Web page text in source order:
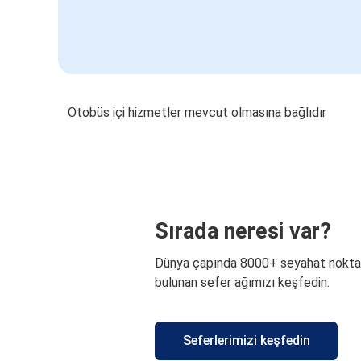
Otobüs içi hizmetler mevcut olmasına bağlıdır
Sırada neresi var?
Dünya çapında 8000+ seyahat
bulunan sefer ağımızı keşfedin.
Seferlerimizi keşfedin